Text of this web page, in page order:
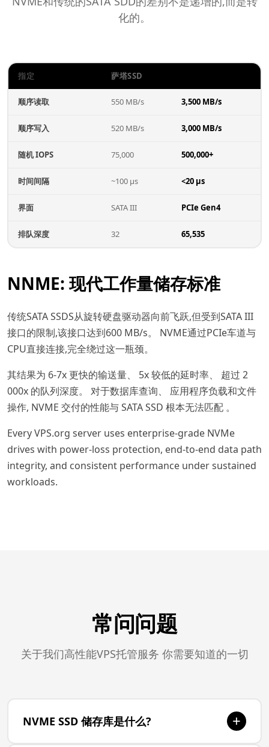
化的。
指定 萨塔SSD
顺序读取 550 MB/s 3,500 MB/s
顺序写入 520 MB/s 3,000 MB/s
随机 IOPS 75,000 500,000+
时间间隔 ~100 µs <20 µs
界面 SATA III PCIe Gen4
排队深度 32 65,535
NNME: 现代工作量储存标准
传统SATA SSDS从旋转硬盘驱动器向前飞跃,但受到SATA III
接口的限制,该接口达到600 MB/s。 NVME通过PCIe车道与
CPU直接连接,完全绕过这一瓶颈。
其结果为 6-7x 更快的输送量、 5x 较低的延时率、 超过 2
000x 的队列深度。 对于数据库查询、 应用程序负载和文件
操作, NVME 交付的性能与 SATA SSD 根本无法匹配 。
Every VPS.org server uses enterprise-grade NVMe
drives with power-loss protection, end-to-end data path
integrity, and consistent performance under sustained
workloads.
常问问题
关于我们高性能VPS托管服务 你需要知道的一切
NVME SSD 储存库是什么? +